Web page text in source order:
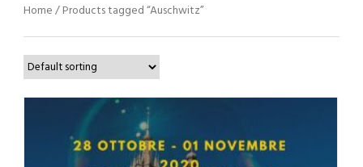
Home/ Products tagged “Auschwitz”